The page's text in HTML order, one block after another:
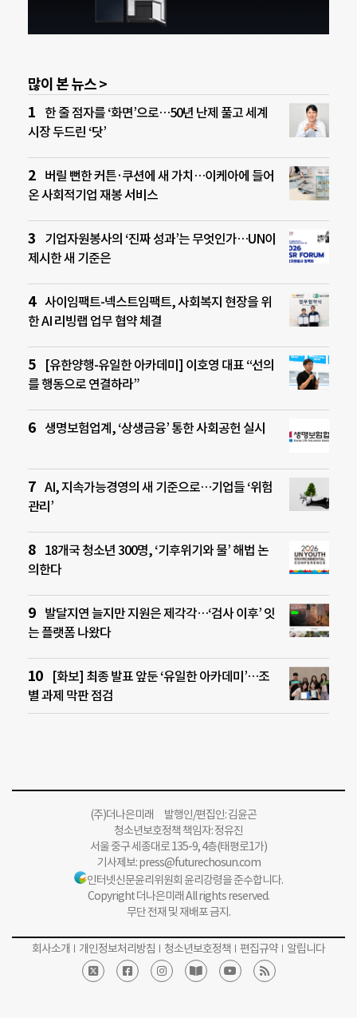
많이 본 뉴스 >
한 줄 점자를 ‘화면’으로…50년 난제 풀고 세계
시장 두드린 ‘닷’
버릴 뻔한 커튼·쿠션에 새 가치…이케아에 들어
온 사회적기업 재봉 서비스
기업자원봉사의 ‘진짜 성과’는 무엇인가…UN이
제시한 새 기준은
사이임팩트-넥스트임팩트, 사회복지 현장을 위
한 AI 리빙랩 업무 협약 체결
[유한양행-유일한 아카데미] 이호영 대표 “선의
를 행동으로 연결하라”
생명보험업계, ‘상생금융’ 통한 사회공헌 실시
AI, 지속가능경영의 새 기준으로…기업들 ‘위험
관리’
18개국 청소년 300명, ‘기후위기와 물’ 해법 논
의한다
발달지연 늘지만 지원은 제각각…‘검사 이후’ 잇
는 플랫폼 나왔다
[화보] 최종 발표 앞둔 ‘유일한 아카데미’…조
별 과제 막판 점검
(주)더나은미래 발행인/편집인: 김윤곤
청소년보호정책 책임자: 정유진
서울 중구 세종대로 135-9, 4층(태평로1가)
기사제보:press@futurechosun.com
인터넷신문윤리위원회 윤리강령을 준수합니다.
Copyright 더나은미래 All rights reserved.
무단 전재 및 재배포 금지.
회사소개 개인정보처리방침 청소년보호정책 편집규약 알립니다